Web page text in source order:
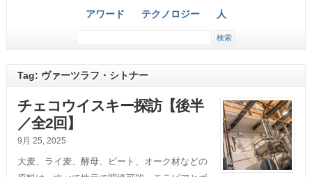
アワード テクノロジー 人
Tag: ヴァーツラフ・シトナー
チェコウイスキー探訪【後半
／全2回】
9月 25, 2025
大麦、ライ麦、酵母、ピート、オーク材などの